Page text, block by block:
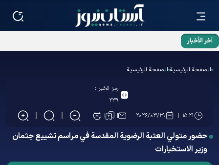
آخر الأخبار
الصفحة الرئيسية الصفحة الرئيسية
رمز الخبر :
۲۳۹
۱۵:۲۱
۲۰۲۶/۰۳/۲۹
حضور متولي العتبة الرضوية المقدسة في مراسم تشييع جثمان
وزير الاستخبارات